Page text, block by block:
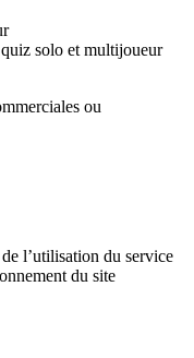
solo et multijoueur
ou
l’utilisation du service
du site